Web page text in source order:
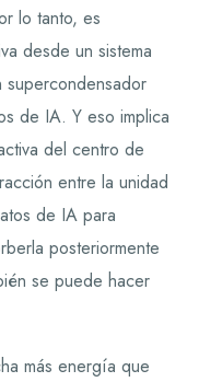
lo tanto, es
desde un sistema
de IA. Y eso implica
del centro de
entre la unidad
de IA para
posteriormente
se puede hacer
más energía que